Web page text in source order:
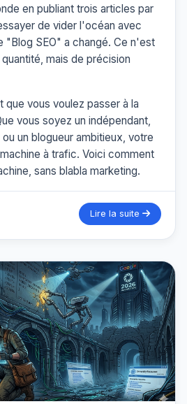
en publiant trois articles par
de vider l'océan avec
"Blog SEO" a changé. Ce n'est
mais de précision
vous voulez passer à la
vous soyez un indépendant,
un blogueur ambitieux, votre
à trafic. Voici comment
sans blabla marketing.
Lire la suite